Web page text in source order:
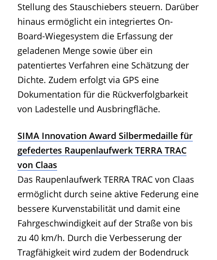
Stellung des Stauschiebers steuern. Darüber
hinaus ermöglicht ein integriertes On-
Board-Wiegesystem die Erfassung der
geladenen Menge sowie über ein
patentiertes Verfahren eine Schätzung der
Dichte. Zudem erfolgt via GPS eine
Dokumentation für die Rückverfolgbarkeit
von Ladestelle und Ausbringfläche.
SIMA Innovation Award Silbermedaille für
gefedertes Raupenlaufwerk TERRA TRAC
von Claas
Das Raupenlaufwerk TERRA TRAC von Claas
ermöglicht durch seine aktive Federung eine
bessere Kurvenstabilität und damit eine
Fahrgeschwindigkeit auf der Straße von bis
zu 40 km/h. Durch die Verbesserung der
Tragfähigkeit wird zudem der Bodendruck